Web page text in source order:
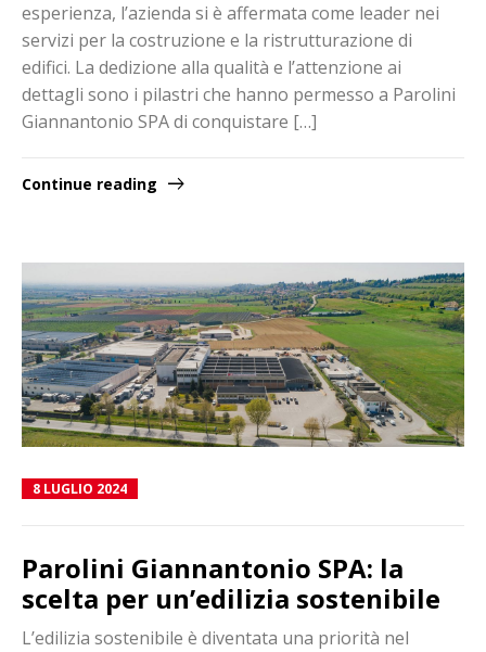
esperienza, l’azienda si è affermata come leader nei
servizi per la costruzione e la ristrutturazione di
edifici. La dedizione alla qualità e l’attenzione ai
dettagli sono i pilastri che hanno permesso a Parolini
Giannantonio SPA di conquistare […]
Continue reading
8 LUGLIO 2024
Parolini Giannantonio SPA: la
scelta per un’edilizia sostenibile
L’edilizia sostenibile è diventata una priorità nel